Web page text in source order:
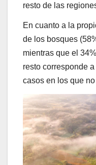
resto de las
En cuanto a la
de los bosques
mientras que el
resto corresponde
casos en los que